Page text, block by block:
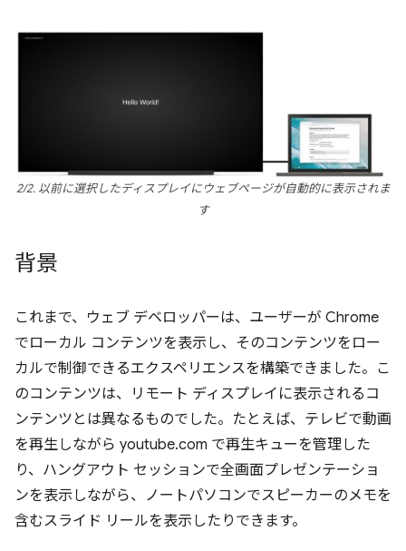
2/2. 以前に選択したディスプレイにウェブページが自動的に表示されま
す
背景
これまで、ウェブ デベロッパーは、ユーザーが Chrome
でローカル コンテンツを表示し、そのコンテンツをロー
カルで制御できるエクスペリエンスを構築できました。こ
のコンテンツは、リモート ディスプレイに表示されるコ
ンテンツとは異なるものでした。たとえば、テレビで動画
を再生しながら youtube.com で再生キューを管理した
り、ハングアウト セッションで全画面プレゼンテーショ
ンを表示しながら、ノートパソコンでスピーカーのメモを
含むスライド リールを表示したりできます。